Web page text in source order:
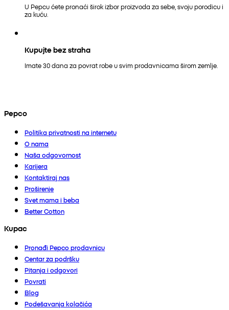
U Pepcu ćete pronaći širok izbor proizvoda za sebe, svoju porodicu i
za kuću.
Kupujte bez straha
Imate 30 dana za povrat robe u svim prodavnicama širom zemlje.
Pepco
Politika privatnosti na internetu
O nama
Naša odgovornost
Karijera
Kontaktiraj nas
Proširenje
Svet mama i beba
Better Cotton
Kupac
Pronađi Pepco prodavnicu
Centar za podršku
Pitanja i odgovori
Povrati
Blog
Podešavanja kolačića